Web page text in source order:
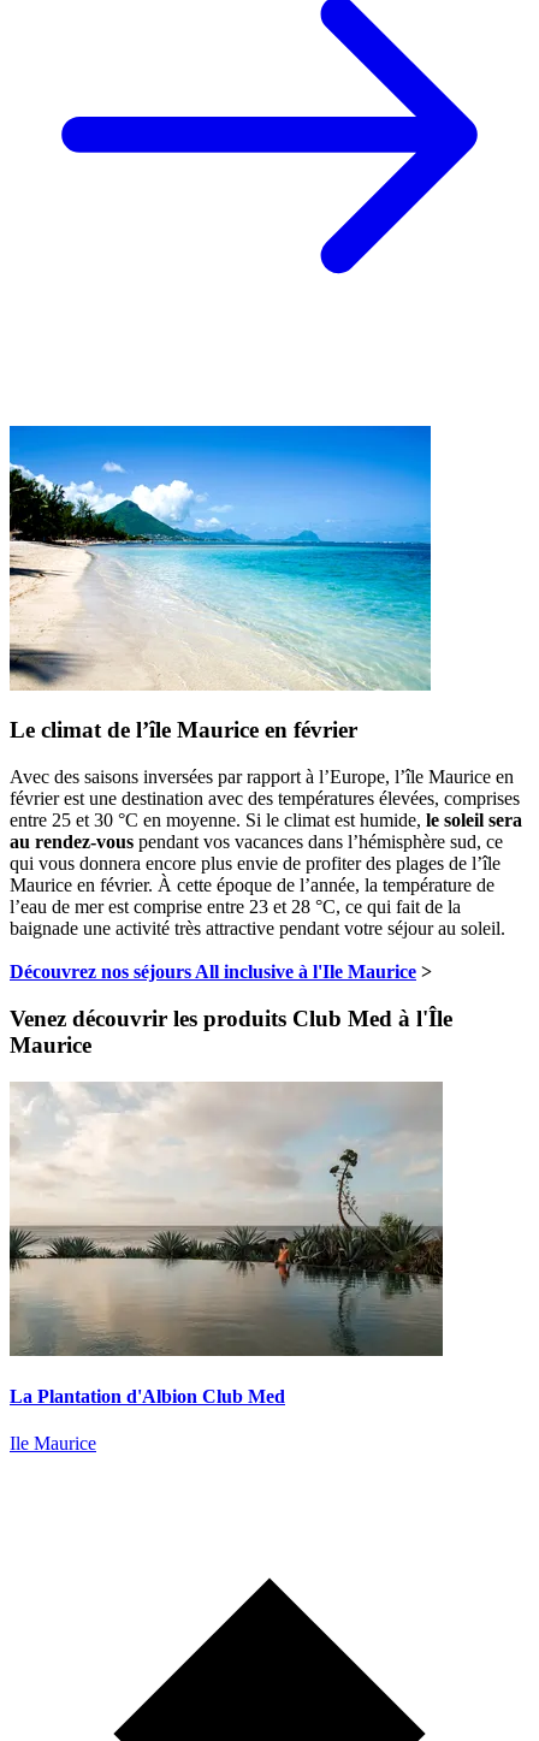
Le climat de l’île Maurice en février
Avec des saisons inversées par rapport à l’Europe, l’île Maurice en
février est une destination avec des températures élevées, comprises
entre 25 et 30 °C en moyenne. Si le climat est humide, le soleil sera
au rendez-vous pendant vos vacances dans l’hémisphère sud, ce
qui vous donnera encore plus envie de profiter des plages de l’île
Maurice en février. À cette époque de l’année, la température de
l’eau de mer est comprise entre 23 et 28 °C, ce qui fait de la
baignade une activité très attractive pendant votre séjour au soleil.
Découvrez nos séjours All inclusive à l'Ile Maurice >
Venez découvrir les produits Club Med à l'Île
Maurice
La Plantation d'Albion Club Med
Ile Maurice